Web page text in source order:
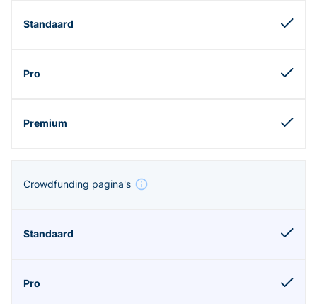
Crowdfunding pagina's